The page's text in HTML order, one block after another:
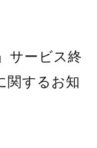
サービス終
関するお知